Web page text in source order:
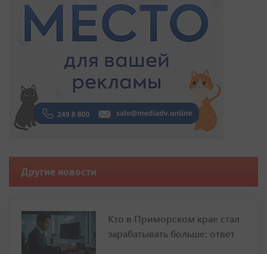
Другие новости
Кто в Приморском крае стал
зарабатывать больше: ответ